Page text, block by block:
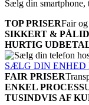
Sælg din smartphone,
TOP PRISERFair og
SIKKERT &
HURTIG
SÆLG DIN ENHED
FAIR PRISER
ENKEL PROCESS
TUSINDVIS AF